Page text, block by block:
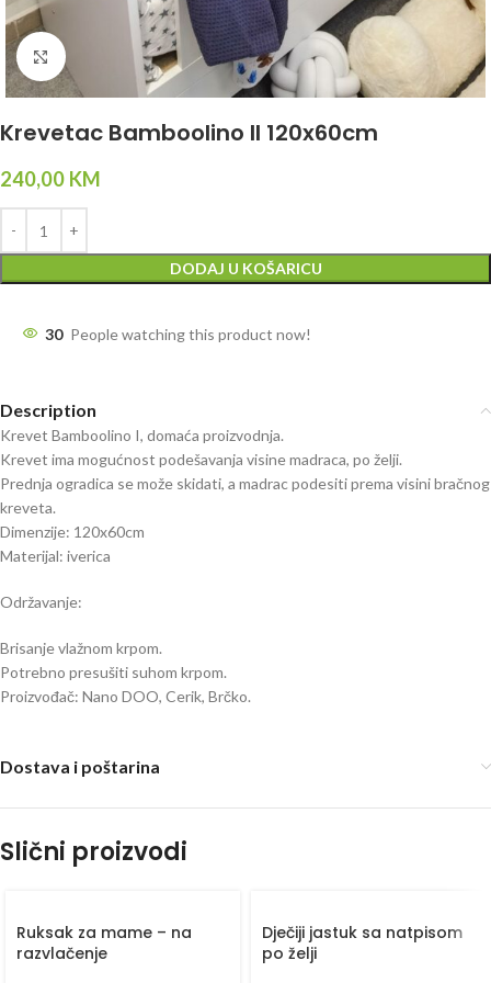
Click to enlarge
Krevetac Bamboolino II 120x60cm
240,00 KM
DODAJ U KOŠARICU
30 People watching this product now!
Description
Krevet Bamboolino I, domaća proizvodnja.
Krevet ima mogućnost podešavanja visine madraca, po želji.
Prednja ogradica se može skidati, a madrac podesiti prema visini bračnog
kreveta.
Dimenzije: 120x60cm
Materijal: iverica
Održavanje:
Brisanje vlažnom krpom.
Potrebno presušiti suhom krpom.
Proizvođač: Nano DOO, Cerik, Brčko.
Dostava i poštarina
Slični proizvodi
Ruksak za mame – na
razvlačenje
Dječiji jastuk sa natpisom
po želji